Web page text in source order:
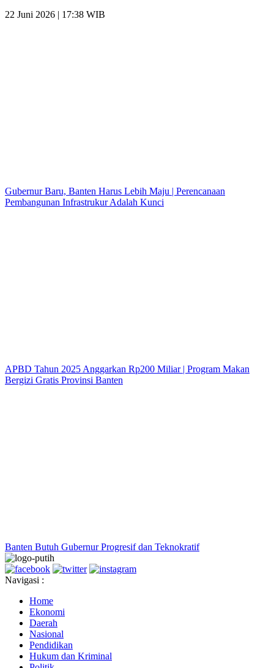
22 Juni 2026 | 17:38 WIB
Gubernur Baru, Banten Harus Lebih Maju | Perencanaan
Pembangunan Infrastrukur Adalah Kunci
APBD Tahun 2025 Anggarkan Rp200 Miliar | Program Makan
Bergizi Gratis Provinsi Banten
Banten Butuh Gubernur Progresif dan Teknokratif
Navigasi :
Home
Ekonomi
Daerah
Nasional
Pendidikan
Hukum dan Kriminal